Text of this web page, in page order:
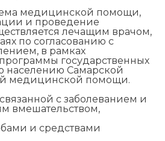
медицинской помощи,
и проведение
лечащим врачом,
по согласованию с
в рамках
государственных
населению Самарской
медицинской помощи.
с заболеванием и
вмешательством,
и средствами